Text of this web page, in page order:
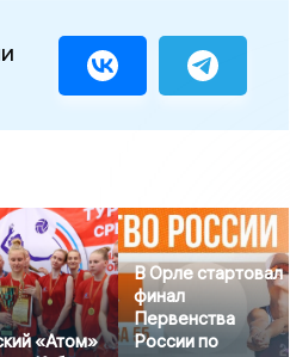
«Атом»
В Орле стартовал
финал
Первенства
России по